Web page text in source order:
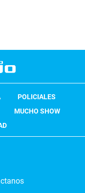
POLICIALES
MUCHO SHOW